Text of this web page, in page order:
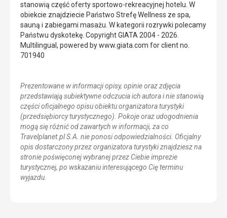
stanowią część oferty sportowo-rekreacyjnej hotelu. W
obiekcie znajdziecie Państwo Strefę Wellness ze spa,
sauną i zabiegami masażu. W kategorii rozrywki polecamy
Państwu dyskotekę. Copyright GIATA 2004 - 2026.
Multilingual, powered by www.giata.com for client no.
701940
Prezentowane w informacji opisy, opinie oraz zdjęcia
przedstawiają subiektywne odczucia ich autora i nie stanowią
części oficjalnego opisu obiektu organizatora turystyki
(przedsiębiorcy turystycznego). Pokoje oraz udogodnienia
mogą się różnić od zawartych w informacji, za co
Travelplanet.pl S.A. nie ponosi odpowiedzialności. Oficjalny
opis dostarczony przez organizatora turystyki znajdziesz na
stronie poświęconej wybranej przez Ciebie imprezie
turystycznej, po wskazaniu interesującego Cię terminu
wyjazdu.